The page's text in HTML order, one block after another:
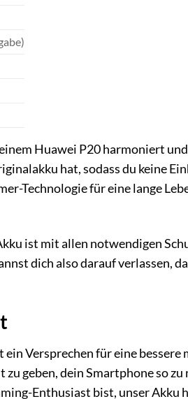
Huawei P20 harmoniert
hat, sodass du keine
Technologie für eine lange
ist mit allen notwendigen
dich also darauf verlassen,
Versprechen für eine
geben, dein Smartphone so zu
Enthusiast bist, unser Akku